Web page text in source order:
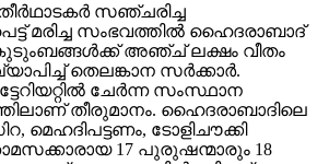
സഞ്ചരിച്ച
മരിച്ച സംഭവത്തില്‍ ഹൈദരാബാദ്
അഞ്ച് ലക്ഷം വീതം
തെലങ്കാന സര്‍ക്കാര്‍.
ചേര്‍ന്ന സംസ്ഥാന
തീരുമാനം. ഹൈദരാബാദിലെ
ടോളിചൗക്കി
17 പുരുഷന്മാരും 18